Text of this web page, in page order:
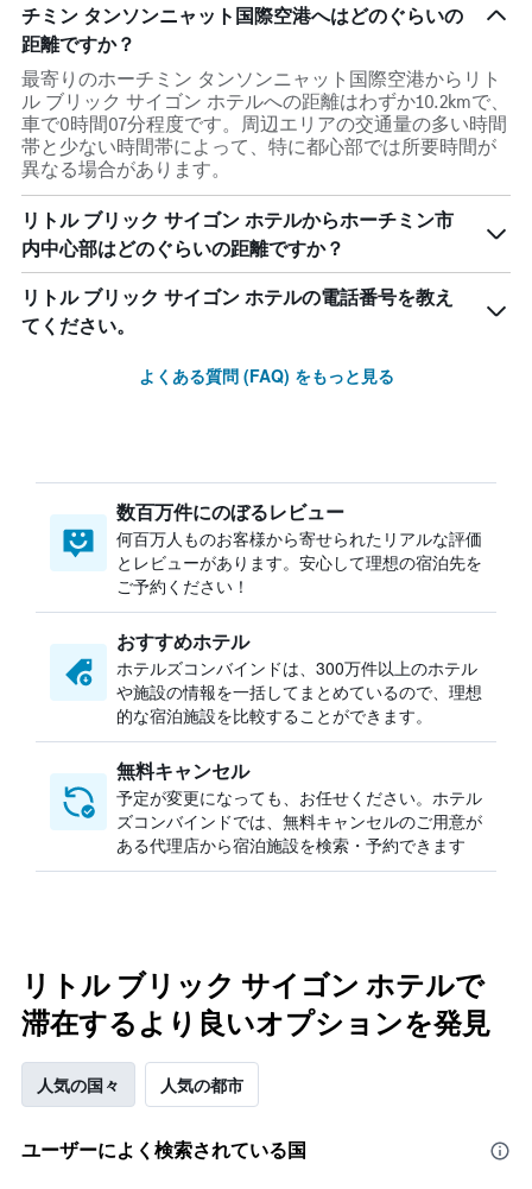
チミン タンソンニャット国際空港へはどのぐらいの
距離ですか？
最寄りのホーチミン タンソンニャット国際空港からリト
ル ブリック サイゴン ホテルへの距離はわずか10.2kmで、
車で0時間07分程度です。周辺エリアの交通量の多い時間
帯と少ない時間帯によって、特に都心部では所要時間が
異なる場合があります。
リトル ブリック サイゴン ホテルからホーチミン市
内中心部はどのぐらいの距離ですか？
リトル ブリック サイゴン ホテルの電話番号を教え
てください。
よくある質問 (FAQ) をもっと見る
数百万件にのぼるレビュー
何百万人ものお客様から寄せられたリアルな評価
とレビューがあります。安心して理想の宿泊先を
ご予約ください！
おすすめホテル
ホテルズコンバインドは、300万件以上のホテル
や施設の情報を一括してまとめているので、理想
的な宿泊施設を比較することができます。
無料キャンセル
予定が変更になっても、お任せください。ホテル
ズコンバインドでは、無料キャンセルのご用意が
ある代理店から宿泊施設を検索・予約できます
リトル ブリック サイゴン ホテルで
滞在するより良いオプションを発見
人気の国々 人気の都市
ユーザーによく検索されている国